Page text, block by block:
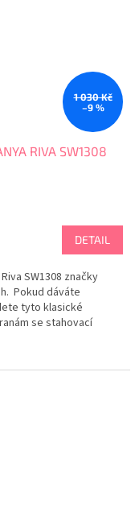
1 030 Kč
–9 %
RIVA SW1308
DETAIL
SW1308 značky
Pokud dáváte
tyto klasické
se stahovací